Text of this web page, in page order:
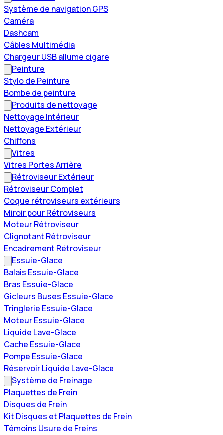
Système de navigation GPS
Caméra
Dashcam
Câbles Multimédia
Chargeur USB allume cigare
Peinture
Stylo de Peinture
Bombe de peinture
Produits de nettoyage
Nettoyage Intérieur
Nettoyage Extérieur
Chiffons
Vitres
Vitres Portes Arrière
Rétroviseur Extérieur
Rétroviseur Complet
Coque rétroviseurs extérieurs
Miroir pour Rétroviseurs
Moteur Rétroviseur
Clignotant Rétroviseur
Encadrement Rétroviseur
Essuie-Glace
Balais Essuie-Glace
Bras Essuie-Glace
Gicleurs Buses Essuie-Glace
Tringlerie Essuie-Glace
Moteur Essuie-Glace
Liquide Lave-Glace
Cache Essuie-Glace
Pompe Essuie-Glace
Réservoir Liquide Lave-Glace
Système de Freinage
Plaquettes de Frein
Disques de Frein
Kit Disques et Plaquettes de Frein
Témoins Usure de Freins